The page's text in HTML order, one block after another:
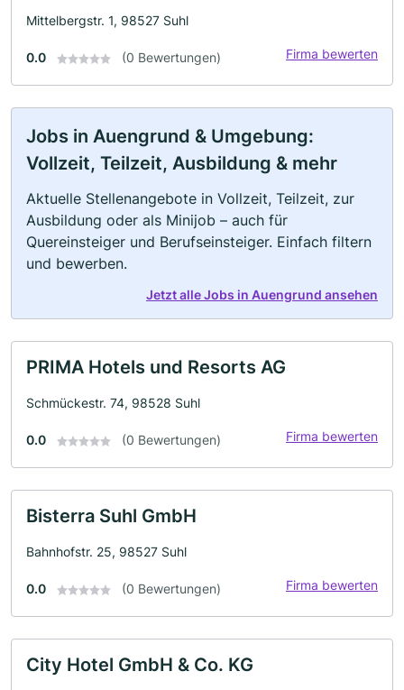
Mittelbergstr. 1, 98527 Suhl
0.0 (0 Bewertungen) Firma bewerten
Jobs in Auengrund & Umgebung:
Vollzeit, Teilzeit, Ausbildung & mehr
Aktuelle Stellenangebote in Vollzeit, Teilzeit, zur
Ausbildung oder als Minijob – auch für
Quereinsteiger und Berufseinsteiger. Einfach filtern
und bewerben.
Jetzt alle Jobs in Auengrund ansehen
PRIMA Hotels und Resorts AG
Schmückestr. 74, 98528 Suhl
0.0 (0 Bewertungen) Firma bewerten
Bisterra Suhl GmbH
Bahnhofstr. 25, 98527 Suhl
0.0 (0 Bewertungen) Firma bewerten
City Hotel GmbH & Co. KG